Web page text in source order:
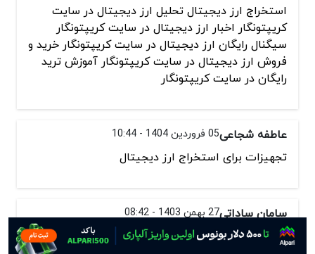
استخراج ارز دیجیتال تحلیل ارز دیجیتال در سایت
کریپتونگار اخبار ارز دیجیتال در سایت کریپتونگار
سیگنال رایگان ارز دیجیتال در سایت کریپتونگار خرید و
فروش ارز دیجیتال در سایت کریپتونگار آموزش ترید
رایگان در سایت کریپتونگار
عاطفه شجاعی05 فروردین 1404 - 10:44
تجهیزات برای استخراج ارز دیجیتال
سامان ساداتی27 بهمن 1403 - 08:42
ممنون از آموزش ارز دیجیتال.